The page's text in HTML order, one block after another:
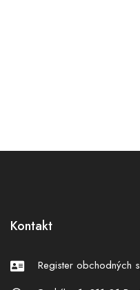
Kontakt
Register obchodných